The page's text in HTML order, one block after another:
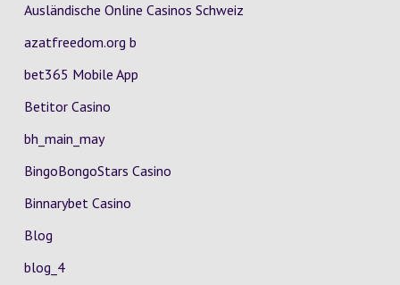
Ausländische Online Casinos Schweiz
azatfreedom.org b
bet365 Mobile App
Betitor Casino
bh_main_may
BingoBongoStars Casino
Binnarybet Casino
Blog
blog_4